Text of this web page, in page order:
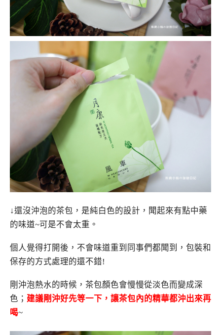
↓還沒沖泡的茶包，是純白色的設計，聞起來有點中藥
的味道~可是不會太重。
個人覺得打開後，不會味道重到同事們都聞到，包裝和
保存的方式處理的還不錯!
剛沖泡熱水的時候，茶包顏色會慢慢從淡色而變成深
色； 建議剛沖好先等一下，讓茶包內的精華都沖出來再
喝~